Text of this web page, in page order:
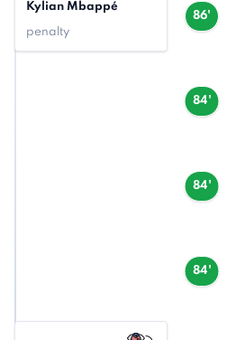
86'
Kylian Mbappé
penalty
84'
84'
84'